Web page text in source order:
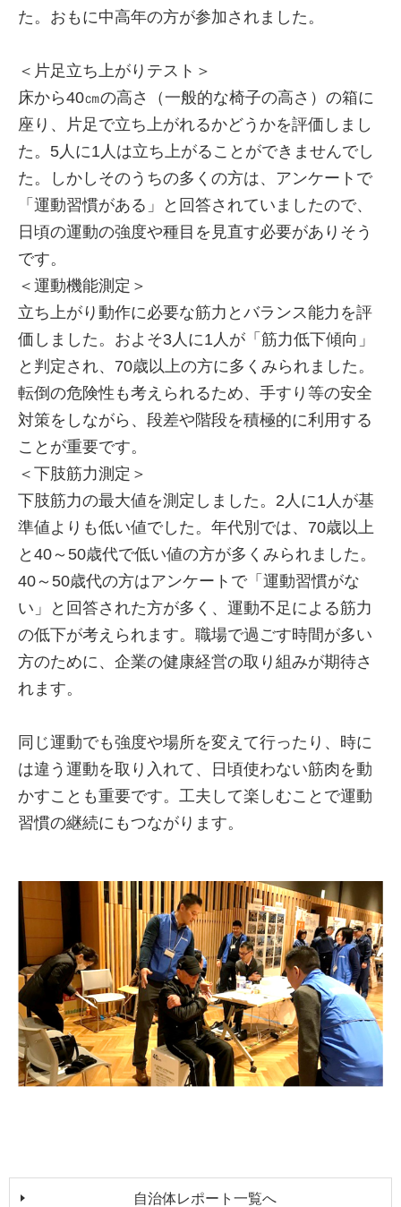
た。おもに中高年の方が参加されました。
＜片足立ち上がりテスト＞
床から40㎝の高さ（一般的な椅子の高さ）の箱に
座り、片足で立ち上がれるかどうかを評価しまし
た。5人に1人は立ち上がることができませんでし
た。しかしそのうちの多くの方は、アンケートで
「運動習慣がある」と回答されていましたので、
日頃の運動の強度や種目を見直す必要がありそう
です。
＜運動機能測定＞
立ち上がり動作に必要な筋力とバランス能力を評
価しました。およそ3人に1人が「筋力低下傾向」
と判定され、70歳以上の方に多くみられました。
転倒の危険性も考えられるため、手すり等の安全
対策をしながら、段差や階段を積極的に利用する
ことが重要です。
＜下肢筋力測定＞
下肢筋力の最大値を測定しました。2人に1人が基
準値よりも低い値でした。年代別では、70歳以上
と40～50歳代で低い値の方が多くみられました。
40～50歳代の方はアンケートで「運動習慣がな
い」と回答された方が多く、運動不足による筋力
の低下が考えられます。職場で過ごす時間が多い
方のために、企業の健康経営の取り組みが期待さ
れます。
同じ運動でも強度や場所を変えて行ったり、時に
は違う運動を取り入れて、日頃使わない筋肉を動
かすことも重要です。工夫して楽しむことで運動
習慣の継続にもつながります。
自治体レポート一覧へ